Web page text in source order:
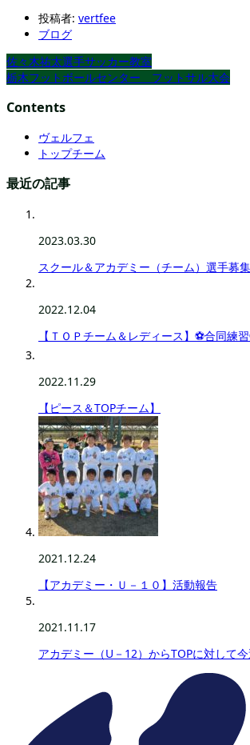
投稿者: vertfee
ブログ
佐々木祐太選手サッカー教室
栃木フットボールセンター フットサル大会
Contents
ヴェルフェ
トップチーム
最近の記事
2023.03.30
スクール＆アカデミー（チーム）選手募集
2022.12.04
【ＴＯＰチーム＆レディース】⚽合同練
2022.11.29
【ピース＆TOPチーム】
2021.12.24
【アカデミー・Ｕ－１０】活動報告
2021.11.17
アカデミー（U－12）からTOPに対して